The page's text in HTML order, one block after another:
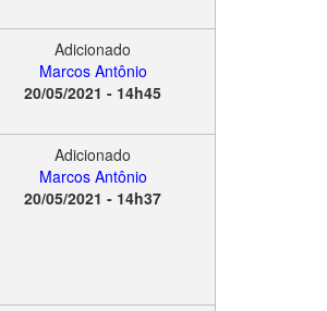
Adicionado
Marcos Antônio
20/05/2021 - 14h45
Adicionado
Marcos Antônio
20/05/2021 - 14h37